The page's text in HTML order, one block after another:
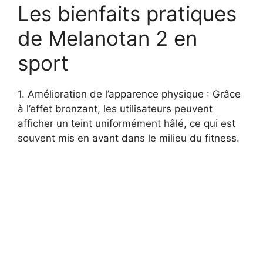
Les bienfaits pratiques
de Melanotan 2 en
sport
1. Amélioration de l’apparence physique : Grâce
à l’effet bronzant, les utilisateurs peuvent
afficher un teint uniformément hâlé, ce qui est
souvent mis en avant dans le milieu du fitness.